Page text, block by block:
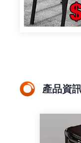
產品資